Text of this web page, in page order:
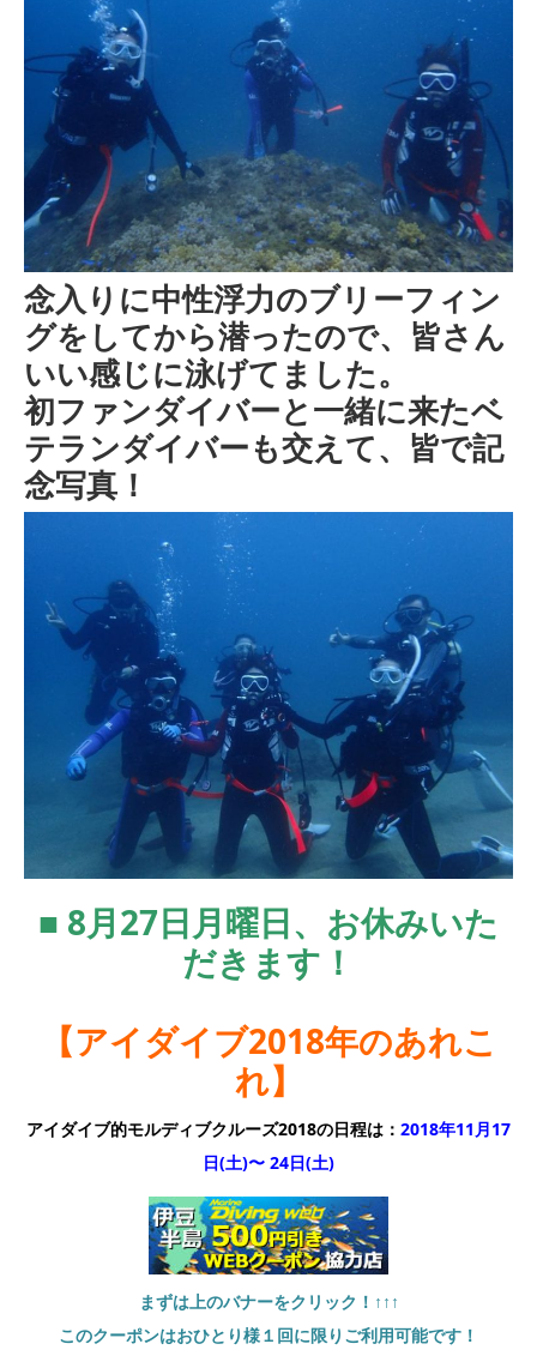
念入りに中性浮力のブリーフィン
グをしてから潜ったので、皆さん
いい感じに泳げてました。
初ファンダイバーと一緒に来たベ
テランダイバーも交えて、皆で記
念写真！
■ 8月27日月曜日、お休みいた
だきます！
【アイダイブ2018年のあれこ
れ】
アイダイブ的モルディブクルーズ2018の日程は： 2018年11月17
日(土)〜 24日(土)
まずは上のバナーをクリック！↑↑↑
このクーポンはおひとり様１回に限りご利用可能です！